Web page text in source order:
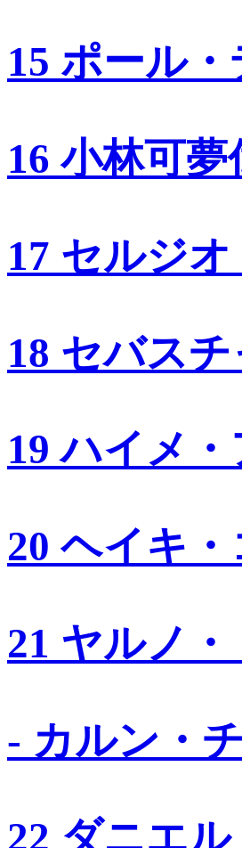
15 ポール
16 小林可夢
17 セルジ
18 セバス
19 ハイメ
20 ヘイキ
21 ヤルノ
- カルン・
22 ダニエ